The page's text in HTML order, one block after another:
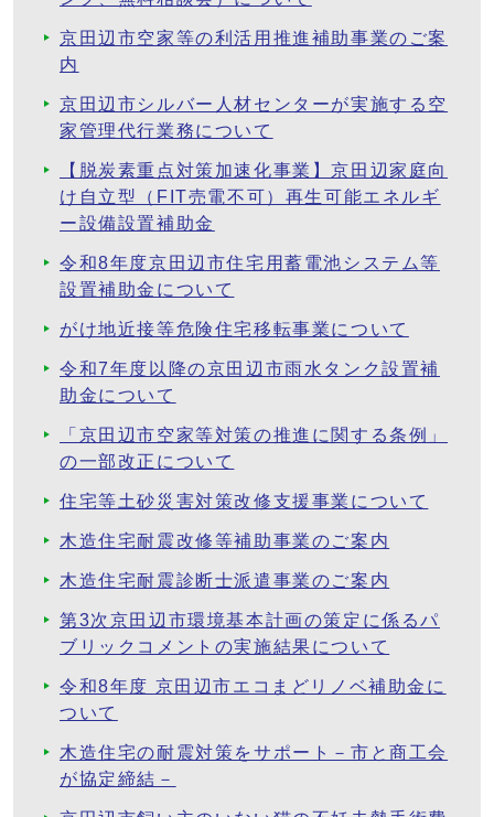
京田辺市空家等の利活用推進補助事業のご案
内
京田辺市シルバー人材センターが実施する空
家管理代行業務について
【脱炭素重点対策加速化事業】京田辺家庭向
け自立型（FIT売電不可）再生可能エネルギ
ー設備設置補助金
令和8年度京田辺市住宅用蓄電池システム等
設置補助金について
がけ地近接等危険住宅移転事業について
令和7年度以降の京田辺市雨水タンク設置補
助金について
「京田辺市空家等対策の推進に関する条例」
の一部改正について
住宅等土砂災害対策改修支援事業について
木造住宅耐震改修等補助事業のご案内
木造住宅耐震診断士派遣事業のご案内
第3次京田辺市環境基本計画の策定に係るパ
ブリックコメントの実施結果について
令和8年度 京田辺市エコまどリノベ補助金に
ついて
木造住宅の耐震対策をサポート－市と商工会
が協定締結－